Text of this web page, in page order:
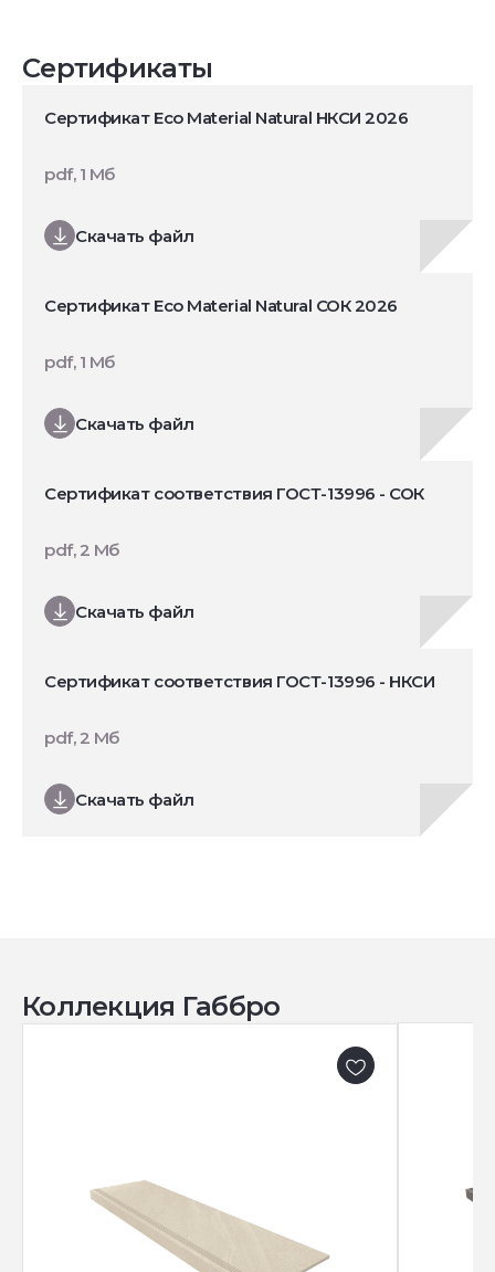
Сертификаты
Сертификат Eco Material Natural НКСИ 2026
Скачать файл
pdf, 1 Мб
Сертификат Eco Material Natural СОК 2026
Скачать файл
pdf, 1 Мб
Сертификат соответствия ГОСТ-13996 - СОК
Скачать файл
pdf, 2 Мб
Сертификат соответствия ГОСТ-13996 - НКСИ
Скачать файл
pdf, 2 Мб
Коллекция Габбро